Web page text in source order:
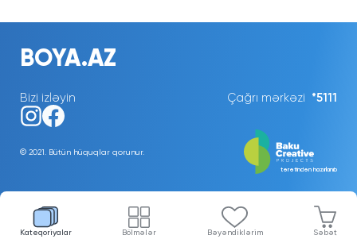
Kateqoriyalar Bölmələr Bəyəndiklərim Səbət
BOYA.AZ
Çağrı mərkəzi *5111
Bizi izləyin
© 2021. Bütün hüquqlar qorunur.
tərəfindən hazırlanıb